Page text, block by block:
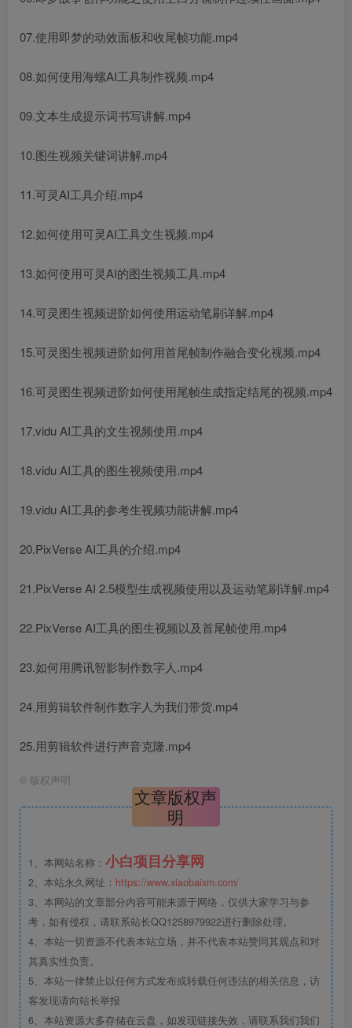
07.使用即梦的动效面板和收尾帧功能.mp4
08.如何使用海螺AI工具制作视频.mp4
09.文本生成提示词书写讲解.mp4
10.图生视频关键词讲解.mp4
11.可灵AI工具介绍.mp4
12.如何使用可灵AI工具文生视频.mp4
13.如何使用可灵AI的图生视频工具.mp4
14.可灵图生视频进阶如何使用运动笔刷详解.mp4
15.可灵图生视频进阶如何用首尾帧制作融合变化视频.mp4
16.可灵图生视频进阶如何使用尾帧生成指定结尾的视频.mp4
17.vidu AI工具的文生视频使用.mp4
18.vidu AI工具的图生视频使用.mp4
19.vidu AI工具的参考生视频功能讲解.mp4
20.PixVerse AI工具的介绍.mp4
21.PixVerse AI 2.5模型生成视频使用以及运动笔刷详解.mp4
22.PixVerse AI工具的图生视频以及首尾帧使用.mp4
23.如何用腾讯智影制作数字人.mp4
24.用剪辑软件制作数字人为我们带货.mp4
25.用剪辑软件进行声音克隆.mp4
© 版权声明
文章版权声
明
1、本网站名称： 小白项目分享网
2、本站永久网址： https://www.xiaobaixm.com/
3、本网站的文章部分内容可能来源于网络，仅供大家学习与参
考，如有侵权，请联系站长QQ1258979922进行删除处理。
4、本站一切资源不代表本站立场，并不代表本站赞同其观点和对
其真实性负责。
5、本站一律禁止以任何方式发布或转载任何违法的相关信息，访
客发现请向站长举报
6、本站资源大多存储在云盘，如发现链接失效，请联系我们我们